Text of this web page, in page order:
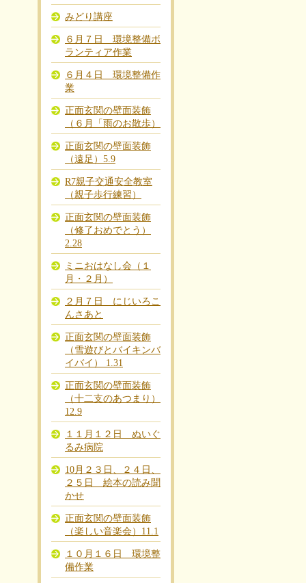
みどり講座
６月７日 環境整備ボ
ランティア作業
６月４日 環境整備作
業
正面玄関の壁面装飾
（６月「雨のお散歩）
正面玄関の壁面装飾
（遠足）5.9
R7親子交通安全教室
（親子歩行練習）
正面玄関の壁面装飾
（修了おめでとう）
2.28
ミニおはなし会（１
月・２月）
２月７日 にじいろこ
んさあと
正面玄関の壁面装飾
（雪遊びとバイキンバ
イバイ） 1.31
正面玄関の壁面装飾
（十二支のあつまり）
12.9
１１月１２日 ぬいぐ
るみ病院
10月２３日、２４日、
２５日 絵本の読み聞
かせ
正面玄関の壁面装飾
（楽しい音楽会）11.1
１０月１６日 環境整
備作業